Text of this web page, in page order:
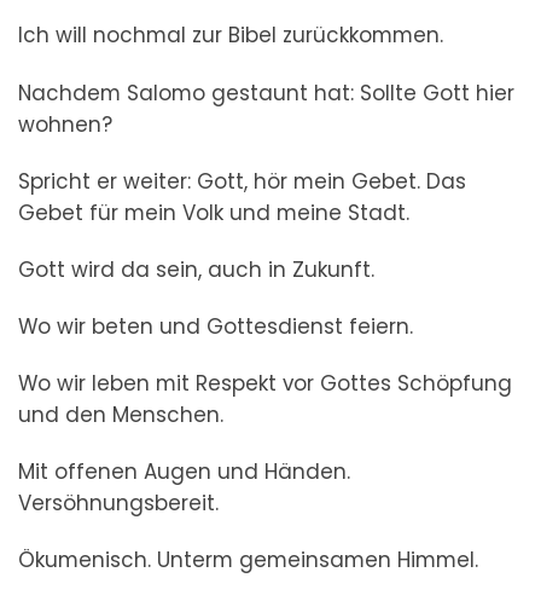
Ich will nochmal zur Bibel zurückkommen.
Nachdem Salomo gestaunt hat: Sollte Gott hier
wohnen?
Spricht er weiter: Gott, hör mein Gebet. Das
Gebet für mein Volk und meine Stadt.
Gott wird da sein, auch in Zukunft.
Wo wir beten und Gottesdienst feiern.
Wo wir leben mit Respekt vor Gottes Schöpfung
und den Menschen.
Mit offenen Augen und Händen.
Versöhnungsbereit.
Ökumenisch. Unterm gemeinsamen Himmel.